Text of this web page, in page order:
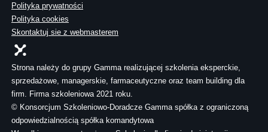
Polityka prywatności
Polityka cookies
Skontaktuj sie z webmasterem
Strona należy do grupy Gamma realizującej szkolenia eksperckie,
sprzedażowe, managerskie, farmaceutyczne oraz team building dla
firm. Firma szkoleniowa 2021 roku.
© Konsorcjum Szkoleniowo-Doradcze Gamma spółka z ograniczoną
odpowiedzialnością spółka komandytowa